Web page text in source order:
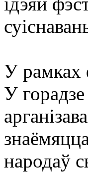
У рамках
У
народаў